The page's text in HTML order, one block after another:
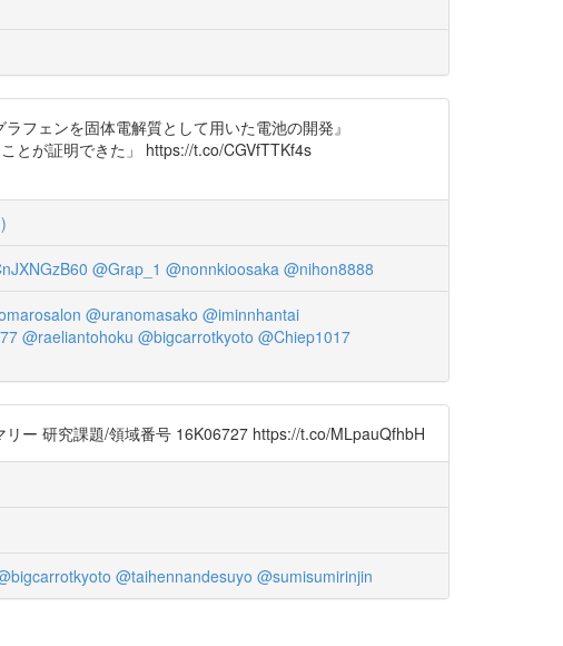
フェンを固体電解質として用いた電池の開発』
とが証明できた」 https://t.co/CGVfTTKf4s
@Grap_1 @nonnkioosaka @nihon8888
@uranomasako @iminnhantai
@raeliantohoku @bigcarrotkyoto @Chiep1017
ー 研究課題/領域番号 16K06727 https://t.co/MLpauQfhbH
@taihennandesuyo @sumisumirinjin